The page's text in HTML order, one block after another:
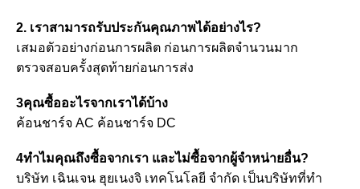
2. เราสามารถรับประกันคุณภาพได้อย่างไร?
เสมอตัวอย่างก่อนการผลิต ก่อนการผลิตจํานวนมาก
ตรวจสอบครั้งสุดท้ายก่อนการส่ง
3คุณซื้ออะไรจากเราได้บ้าง
ค้อนชาร์จ AC ค้อนชาร์จ DC
4ทําไมคุณถึงซื้อจากเรา และไม่ซื้อจากผู้จําหน่ายอื่น?
บริษัท เฉินเจน ฮุยเนงจิ เทคโนโลยี จํากัด เป็นบริษัทที่ทํา